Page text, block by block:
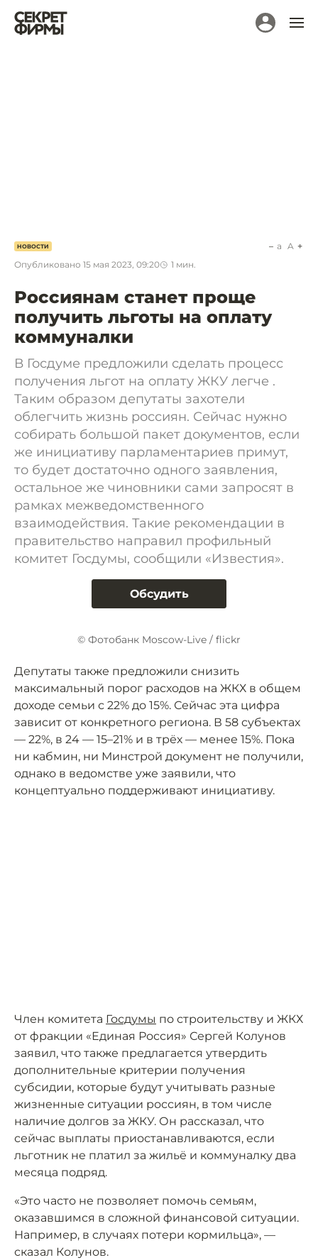
НОВОСТИ
Опубликовано 15 мая 2023, 09:20 1 мин.
a A
Россиянам станет проще
получить льготы на оплату
коммуналки
В Госдуме предложили сделать процесс
получения льгот на оплату ЖКУ легче .
Таким образом депутаты захотели
облегчить жизнь россиян. Сейчас нужно
собирать большой пакет документов, если
же инициативу парламентариев примут,
то будет достаточно одного заявления,
остальное же чиновники сами запросят в
рамках межведомственного
взаимодействия. Такие рекомендации в
правительство направил профильный
комитет Госдумы, сообщили «Известия».
Обсудить
© Фотобанк Moscow-Live / flickr
Депутаты также предложили снизить
максимальный порог расходов на ЖКХ в общем
доходе семьи с 22% до 15%. Сейчас эта цифра
зависит от конкретного региона. В 58 субъектах
— 22%, в 24 — 15–21% и в трёх — менее 15%. Пока
ни кабмин, ни Минстрой документ не получили,
однако в ведомстве уже заявили, что
концептуально поддерживают инициативу.
Член комитета Госдумы по строительству и ЖКХ
от фракции «Единая Россия» Сергей Колунов
заявил, что также предлагается утвердить
дополнительные критерии получения
субсидии, которые будут учитывать разные
жизненные ситуации россиян, в том числе
наличие долгов за ЖКУ. Он рассказал, что
сейчас выплаты приостанавливаются, если
льготник не платил за жильё и коммуналку два
месяца подряд.
«Это часто не позволяет помочь семьям,
оказавшимся в сложной финансовой ситуации.
Например, в случаях потери кормильца», —
сказал Колунов.